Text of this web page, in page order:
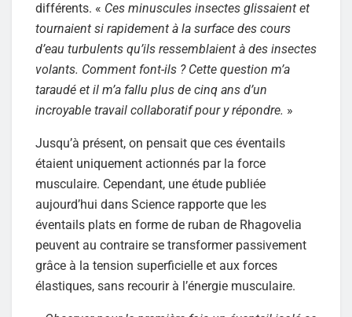
différents. « Ces minuscules insectes glissaient et
tournaient si rapidement à la surface des cours
d’eau turbulents qu’ils ressemblaient à des insectes
volants. Comment font-ils ? Cette question m’a
taraudé et il m’a fallu plus de cinq ans d’un
incroyable travail collaboratif pour y répondre. »
Jusqu’à présent, on pensait que ces éventails
étaient uniquement actionnés par la force
musculaire. Cependant, une étude publiée
aujourd’hui dans Science rapporte que les
éventails plats en forme de ruban de Rhagovelia
peuvent au contraire se transformer passivement
grâce à la tension superficielle et aux forces
élastiques, sans recourir à l’énergie musculaire.